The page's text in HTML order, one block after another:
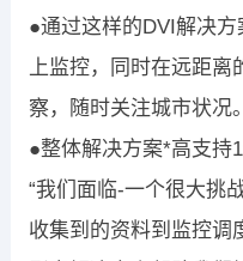
●通过这样的DVI解决
上监控，同时在远距离
察，随时关注城市状况。
●整体解决方案*高支持
“我们面临-一个很大挑
收集到的资料到监控调